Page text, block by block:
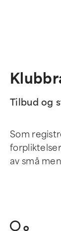
Tilbud og
Som
av små